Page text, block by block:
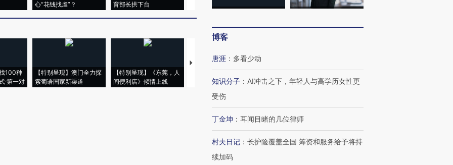
心“花钱找虐”？
育部长拱下台
4000人
米
100种
·第一对
【特别呈现】澳门全力探
索葡语国家新渠道
【特别呈现】《东莞，人
间便利店》倾情上线
【推广】走进第四届链博
会，让数智科技“链”接产
【特别呈现】寻找100种
有意思的生活方式·第三对
CFO：不靠规模取胜，华
住三大增长引擎是什么？
博客
唐涯 ： 多看少动
知识分子 ： AI冲击之下，年轻人与高学历女性更
受伤
丁金坤 ： 耳闻目睹的几位律师
村夫日记 ： 长护险覆盖全国 筹资和服务给予将持
续加码